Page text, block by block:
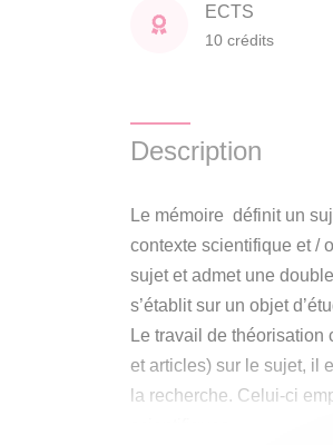
ECTS
10 crédits
Description
Le mémoire définit un
contexte scientifique et /
sujet et admet une
s’établit sur un objet
Le travail de
et articles) sur le sujet, il
la recherche. Celui-ci